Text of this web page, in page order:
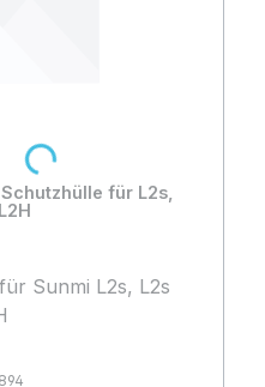
für L2s,
Sunmi L2s, L2s
Loading...